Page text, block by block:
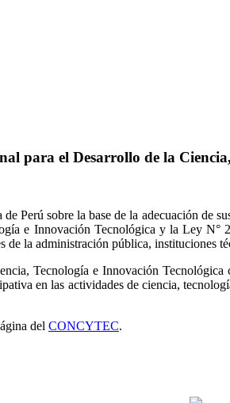
para el Desarrollo de la
sobre la base de la adecuación de
e Innovación Tecnológica y la Ley
de la administración pública, instituciones
Tecnología e Innovación
en las actividades de ciencia,
del CONCYTEC.